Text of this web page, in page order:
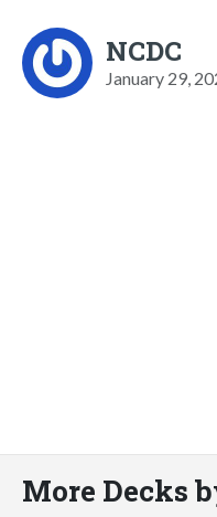
NCDC
January 29,
More Decks